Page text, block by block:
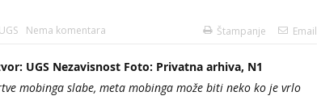
Nema komentara Štampanje Email
UGS Nezavisnost Foto: Privatna arhiva, N1
mobinga slabe, meta mobinga može biti neko ko je vrlo